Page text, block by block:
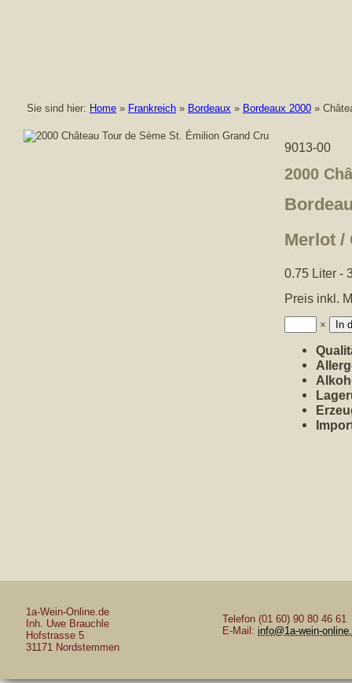
Sie sind hier: Home » Frankreich » Bordeaux » Bordeaux 2000 »
9013-00
2000
Merlot /
0.75 Liter -
Preis inkl.
×
1a-Wein-Online.de
Inh. Uwe Brauchle
Hofstrasse 5
31171 Nordstemmen
Telefon (01 60) 90 80 46 61
E-Mail: info@1a-wein-